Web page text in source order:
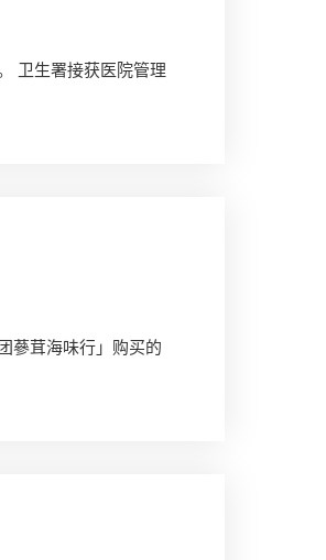
卫生署接获医院管理
蔘茸海味行」购买的